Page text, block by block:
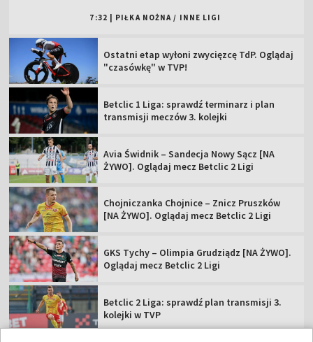
7:32 PIŁKA NOŻNA / INNE LIGI
Ostatni etap wyłoni zwycięzcę TdP. Oglądaj
"czasówkę" w TVP!
Betclic 1 Liga: sprawdź terminarz i plan
transmisji meczów 3. kolejki
Avia Świdnik – Sandecja Nowy Sącz [NA
ŻYWO]. Oglądaj mecz Betclic 2 Ligi
Chojniczanka Chojnice – Znicz Pruszków
[NA ŻYWO]. Oglądaj mecz Betclic 2 Ligi
GKS Tychy – Olimpia Grudziądz [NA ŻYWO].
Oglądaj mecz Betclic 2 Ligi
Betclic 2 Liga: sprawdź plan transmisji 3.
kolejki w TVP